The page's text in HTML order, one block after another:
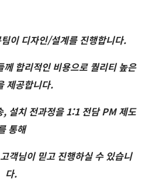
이 디자인/설계를 진행합니다.
합리적인 비용으로 퀄리티 높은
제공합니다.
설치 전과정을 1:1 전담 PM 제도
통해
객님이 믿고 진행하실 수 있습니
다.